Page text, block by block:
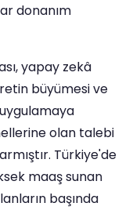
donanım
yapay zekâ
büyümesi ve
olan talebi
Türkiye'de
maaş sunan
başında